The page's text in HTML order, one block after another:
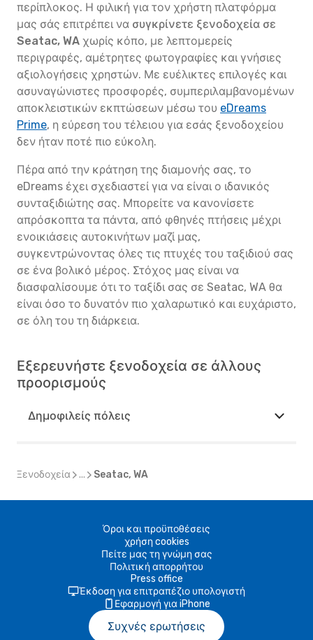
περίπλοκος. Η φιλική για τον χρήστη πλατφόρμα
μας σάς επιτρέπει να συγκρίνετε ξενοδοχεία σε
Seatac, WA χωρίς κόπο, με λεπτομερείς
περιγραφές, αμέτρητες φωτογραφίες και γνήσιες
αξιολογήσεις χρηστών. Με ευέλικτες επιλογές και
ασυναγώνιστες προσφορές, συμπεριλαμβανομένων
αποκλειστικών εκπτώσεων μέσω του eDreams
Prime, η εύρεση του τέλειου για εσάς ξενοδοχείου
δεν ήταν ποτέ πιο εύκολη.
Πέρα από την κράτηση της διαμονής σας, το
eDreams έχει σχεδιαστεί για να είναι ο ιδανικός
συνταξιδιώτης σας. Μπορείτε να κανονίσετε
απρόσκοπτα τα πάντα, από φθηνές πτήσεις μέχρι
ενοικιάσεις αυτοκινήτων μαζί μας,
συγκεντρώνοντας όλες τις πτυχές του ταξιδιού σας
σε ένα βολικό μέρος. Στόχος μας είναι να
διασφαλίσουμε ότι το ταξίδι σας σε Seatac, WA θα
είναι όσο το δυνατόν πιο χαλαρωτικό και ευχάριστο,
σε όλη του τη διάρκεια.
Εξερευνήστε ξενοδοχεία σε άλλους
προορισμούς
Δημοφιλείς πόλεις
Ξενοδοχεία ... Seatac, WA
Όροι και προϋποθέσεις
χρήση cookies
Πείτε μας τη γνώμη σας
Πολιτική απορρήτου
Press office
Έκδοση για επιτραπέζιο υπολογιστή
Εφαρμογή για iPhone
Συχνές ερωτήσεις